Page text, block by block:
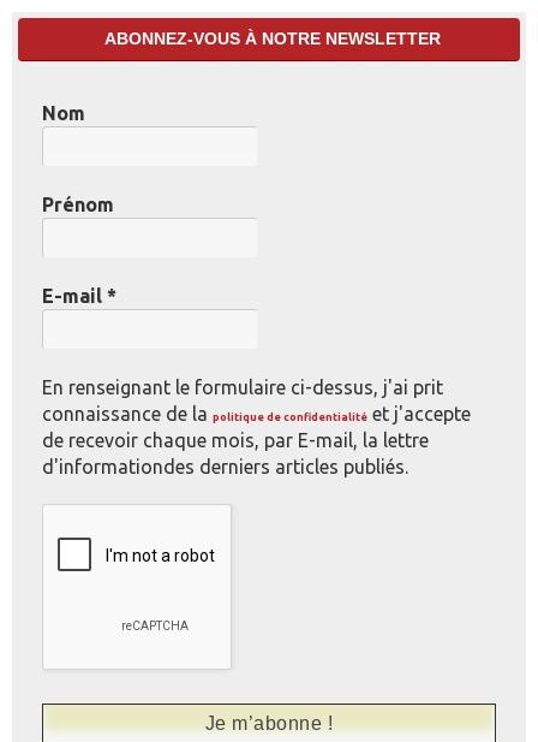
ABONNEZ-VOUS À NOTRE NEWSLETTER
Nom
Prénom
E-mail *
En renseignant le formulaire ci-dessus, j'ai prit
connaissance de la politique de confidentialité et j'accepte
de recevoir chaque mois, par E-mail, la lettre
d'informationdes derniers articles publiés.